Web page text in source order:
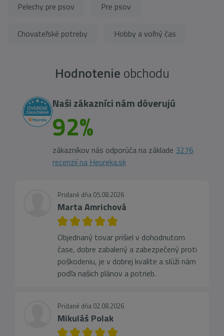
Pelechy pre psov Pre psov
Chovateľské potreby Hobby a voľný čas
Hodnotenie obchodu
Naši zákazníci nám dôverujú
92%
zákazníkov nás odporúča na základe 3276
recenzií na Heureka.sk
Pridané dňa 05.08.2026
Marta Amrichová
Objednaný tovar prišiel v dohodnutom
čase, dobre zabalený a zabezpečený proti
poškodeniu, je v dobrej kvalite a slúži nám
podľa našich plánov a potrieb.
Pridané dňa 02.08.2026
Mikuláš Polak